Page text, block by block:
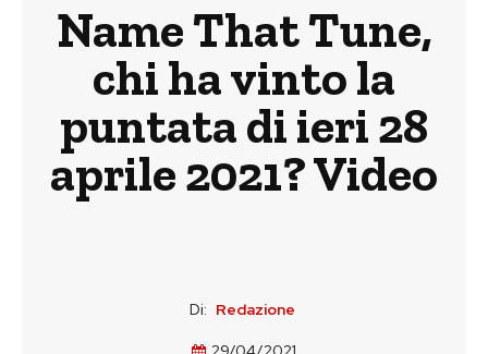
Name That Tune,
chi ha vinto la
puntata di ieri 28
aprile 2021? Video
Di: Redazione